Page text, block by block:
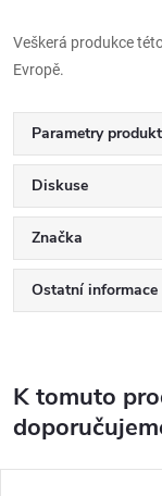
Veškerá produkce
Evropě.
Parametry
Diskuse
Značka
Ostatní informace
K tomuto